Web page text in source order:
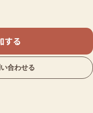
する
合わせる